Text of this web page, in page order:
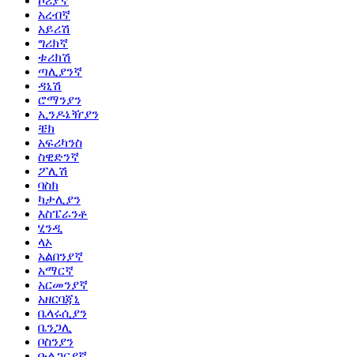
አረብኛ
አይሪሽ
ግሪክኛ
ቱሪክሽ
ጣሊያንኛ
ዳኒሽ
ሮማንያን
ኢንዶኔዥያን
ቼክ
አፍሪካንስ
ስዊድንኛ
ፖሊሽ
ባስክ
ካታሊያን
እስፔራንቶ
ሂንዲ
ላኦ
አልበንያኛ
አማርኛ
አርመንያኛ
አዘርባጃኒ
ቤላሩሲያን
ቤንጋሊ
ቦስንያን